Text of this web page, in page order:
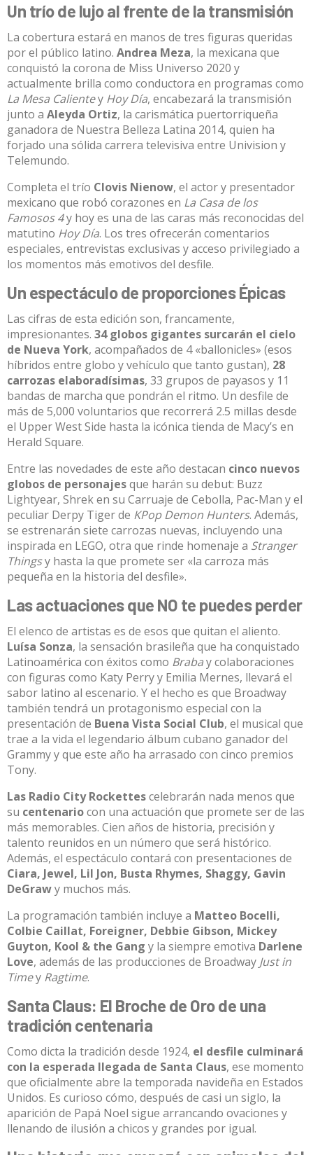
Un trío de lujo al frente de la transmisión
La cobertura estará en manos de tres figuras queridas
por el público latino. Andrea Meza, la mexicana que
conquistó la corona de Miss Universo 2020 y
actualmente brilla como conductora en programas como
La Mesa Calientey Hoy Día, encabezará la transmisión
junto a Aleyda Ortiz, la carismática puertorriqueña
ganadora de Nuestra Belleza Latina 2014, quien ha
forjado una sólida carrera televisiva entre Univision y
Telemundo.​
Completa el trío Clovis Nienow, el actor y presentador
mexicano que robó corazones en La Casa de los
Famosos 4y hoy es una de las caras más reconocidas del
matutino Hoy Día. Los tres ofrecerán comentarios
especiales, entrevistas exclusivas y acceso privilegiado a
los momentos más emotivos del desfile.​
Un espectáculo de proporciones Épicas
Las cifras de esta edición son, francamente,
impresionantes. 34 globos gigantes surcarán el cielo
de Nueva York, acompañados de 4 «ballonicles» (esos
híbridos entre globo y vehículo que tanto gustan), 28
carrozas elaboradísimas, 33 grupos de payasos y 11
bandas de marcha que pondrán el ritmo. Un desfile de
más de 5,000 voluntarios que recorrerá 2.5 millas desde
el Upper West Side hasta la icónica tienda de Macy’s en
Herald Square.​
Entre las novedades de este año destacan cinco nuevos
globos de personajesque harán su debut: Buzz
Lightyear, Shrek en su Carruaje de Cebolla, Pac-Man y el
peculiar Derpy Tiger de KPop Demon Hunters. Además,
se estrenarán siete carrozas nuevas, incluyendo una
inspirada en LEGO, otra que rinde homenaje a Stranger
Thingsy hasta la que promete ser «la carroza más
pequeña en la historia del desfile».​
Las actuaciones que NO te puedes perder
El elenco de artistas es de esos que quitan el aliento.
Luísa Sonza, la sensación brasileña que ha conquistado
Latinoamérica con éxitos como Brabay colaboraciones
con figuras como Katy Perry y Emilia Mernes, llevará el
sabor latino al escenario. Y el hecho es que Broadway
también tendrá un protagonismo especial con la
presentación de Buena Vista Social Club, el musical que
trae a la vida el legendario álbum cubano ganador del
Grammy y que este año ha arrasado con cinco premios
Tony.​
Las Radio City Rockettescelebrarán nada menos que
su centenariocon una actuación que promete ser de las
más memorables. Cien años de historia, precisión y
talento reunidos en un número que será histórico.
Además, el espectáculo contará con presentaciones de
Ciara, Jewel, Lil Jon, Busta Rhymes, Shaggy, Gavin
DeGrawy muchos más.​
La programación también incluye a Matteo Bocelli,
Colbie Caillat, Foreigner, Debbie Gibson, Mickey
Guyton, Kool & the Gang y la siempre emotiva Darlene
Love, además de las producciones de Broadway Just in
Timey Ragtime.​
Santa Claus: El Broche de Oro de una
tradición centenaria
Como dicta la tradición desde 1924, el desfile culminará
con la esperada llegada de Santa Claus, ese momento
que oficialmente abre la temporada navideña en Estados
Unidos. Es curioso cómo, después de casi un siglo, la
aparición de Papá Noel sigue arrancando ovaciones y
llenando de ilusión a chicos y grandes por igual.​